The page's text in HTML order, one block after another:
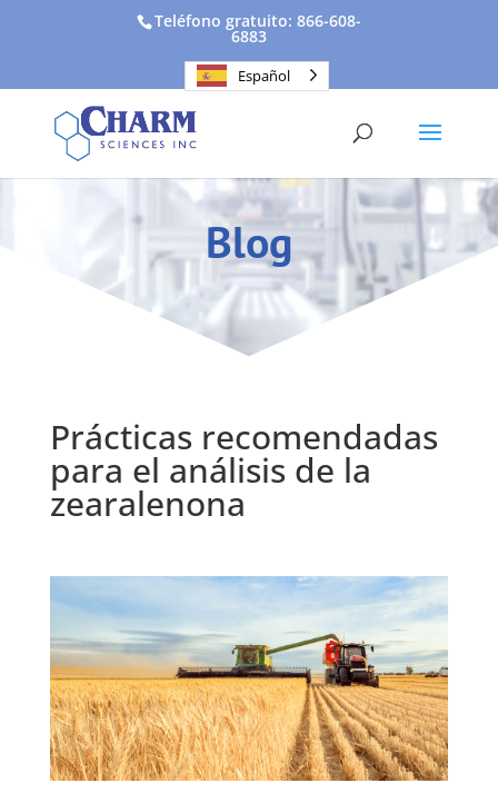
Teléfono gratuito: 866-608-
6883
Español
Blog
Prácticas recomendadas
para el análisis de la
zearalenona